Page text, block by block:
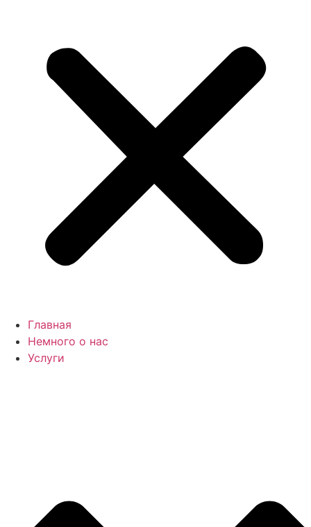
Главная
Немного о нас
Услуги